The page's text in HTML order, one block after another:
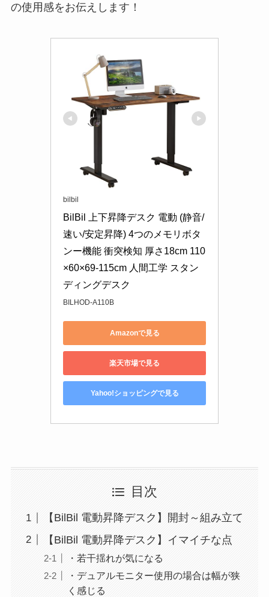
の使用感をお伝えします！
bilbil
BilBil 上下昇降デスク 電動 (静音/
速い/安定昇降) 4つのメモリボタ
ンー機能 衝突検知 厚さ18cm 110
×60×69-115cm 人間工学 スタン
ディングデスク
BILHOD-A110B
Amazonで見る
楽天市場で見る
Yahoo!ショッピングで見る
目次
【BilBil 電動昇降デスク】開封～組み立て
【BilBil 電動昇降デスク】イマイチな点
・若干揺れが気になる
・デュアルモニター使用の場合は幅が狭
く感じる